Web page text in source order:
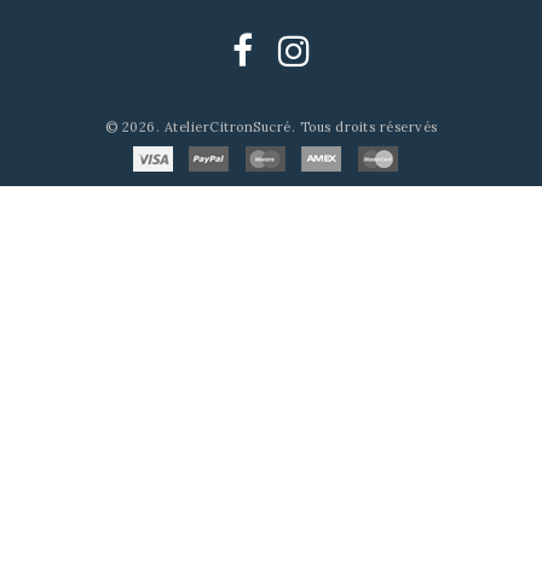
© 2026. AtelierCitronSucré. Tous droits réservés